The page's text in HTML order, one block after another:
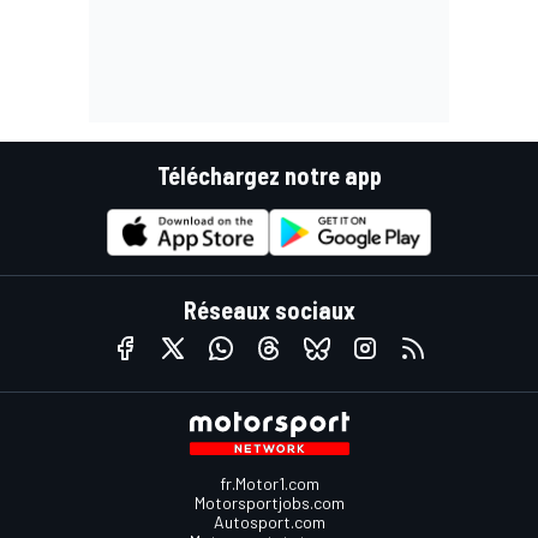
Téléchargez notre app
Réseaux sociaux
fr.Motor1.com
Motorsportjobs.com
Autosport.com